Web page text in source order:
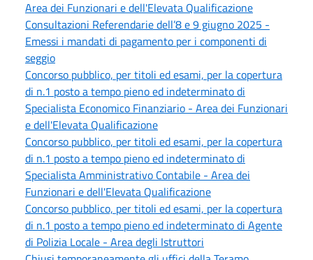
Area dei Funzionari e dell'Elevata Qualificazione
Consultazioni Referendarie dell’8 e 9 giugno 2025 -
Emessi i mandati di pagamento per i componenti di
seggio
Concorso pubblico, per titoli ed esami, per la copertura
di n.1 posto a tempo pieno ed indeterminato di
Specialista Economico Finanziario - Area dei Funzionari
e dell'Elevata Qualificazione
Concorso pubblico, per titoli ed esami, per la copertura
di n.1 posto a tempo pieno ed indeterminato di
Specialista Amministrativo Contabile - Area dei
Funzionari e dell'Elevata Qualificazione
Concorso pubblico, per titoli ed esami, per la copertura
di n.1 posto a tempo pieno ed indeterminato di Agente
di Polizia Locale - Area degli Istruttori